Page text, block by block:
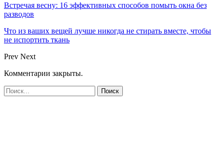
Встречая весну: 16 эффективных способов помыть окна без
разводов
Что из ваших вещей лучше никогда не стирать вместе, чтобы
не испортить ткань
Prev Next
Комментарии закрыты.